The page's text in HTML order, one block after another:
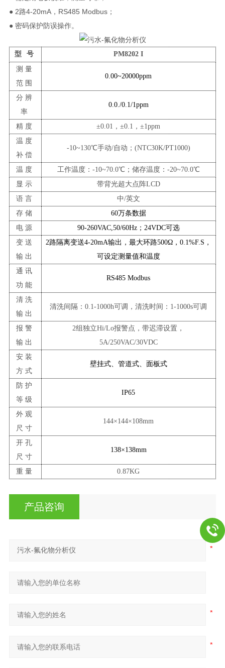
● 2路4-20mA，RS485 Modbus；
● 密码保护防误操作。
型 号 PM8202 I
测量
范围
0.00~20000ppm
分辨
率
0.0./0.1/1ppm
精度 ±0.01，±0.1，±1ppm
温度
补偿
-10~130℃手动/自动；(NTC30K/PT1000)
温度 工作温度： -10~70.0℃；储存温度：-20~70.0℃
显示
带背光超大点阵LCD
语言
中/英文
存储
60万条数据
电源
90-260VAC,50/60Hz；24VDC可选
变送
输出
2路隔离变送4-20mA输出，最大环路500Ω，0.1%F.S，
可设定测量值和温度
通讯
功能
RS485 Modbus
清洗
输出
清洗间隔：0.1-1000h可调，清洗时间：1-1000s可调
报警
输出
2组独立Hi/Lo报警点，带迟滞设置 ，
5A/250VAC/30VDC
安装
方式
壁挂式、管道式、面板式
防护
等级
IP65
外观
尺寸
144×144×108mm
开孔
尺寸
138×138mm
重量 0.87KG
产品咨询